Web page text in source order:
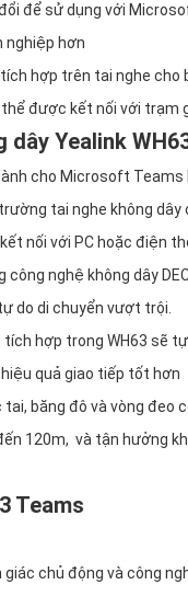
để sử dụng với
nghiệp hơn
hợp trên tai nghe
được kết nối với trạm
Yealink
cho Microsoft
tai nghe không dây
nối với PC hoặc điện
công nghệ không dây
do di chuyển vượt trội.
hợp trong WH63 sẽ
quả giao tiếp tốt hơn
băng đô và vòng đeo
120m, và tận hưởng
Teams
chủ động và công